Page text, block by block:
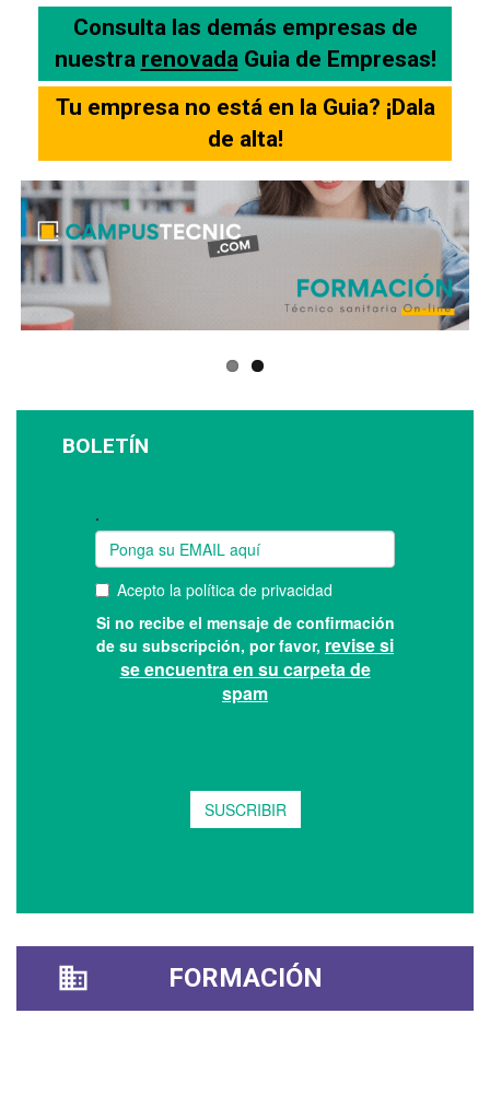
Consulta las demás empresas de
nuestra renovadaGuia de Empresas!
Tu empresa no está en la Guia? ¡Dala
de alta!
BOLETÍN
FORMACIÓN